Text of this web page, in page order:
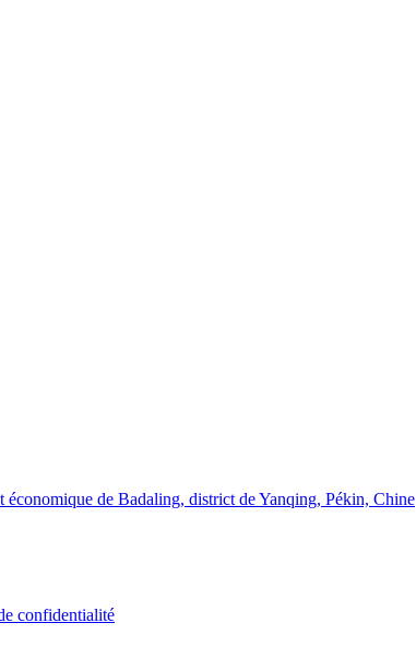
économique de Badaling, district de Yanqing, Pékin, Chine
confidentialité